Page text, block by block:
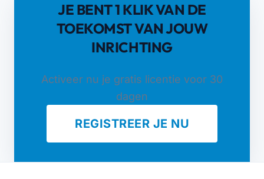
JE BENT 1 KLIK VAN DE
TOEKOMST VAN JOUW
INRICHTING
Activeer nu je gratis licentie voor 30
dagen
REGISTREER JE NU